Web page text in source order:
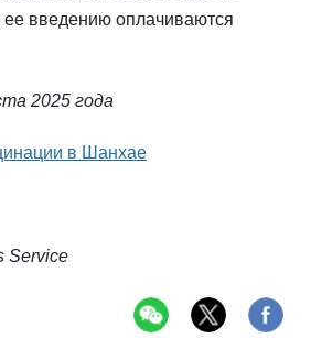
ее введению оплачиваются
2025 года
в Шанхае
Service